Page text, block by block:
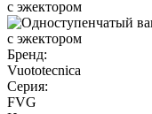
Бренд:
Vuototecnica
Серия:
FVG